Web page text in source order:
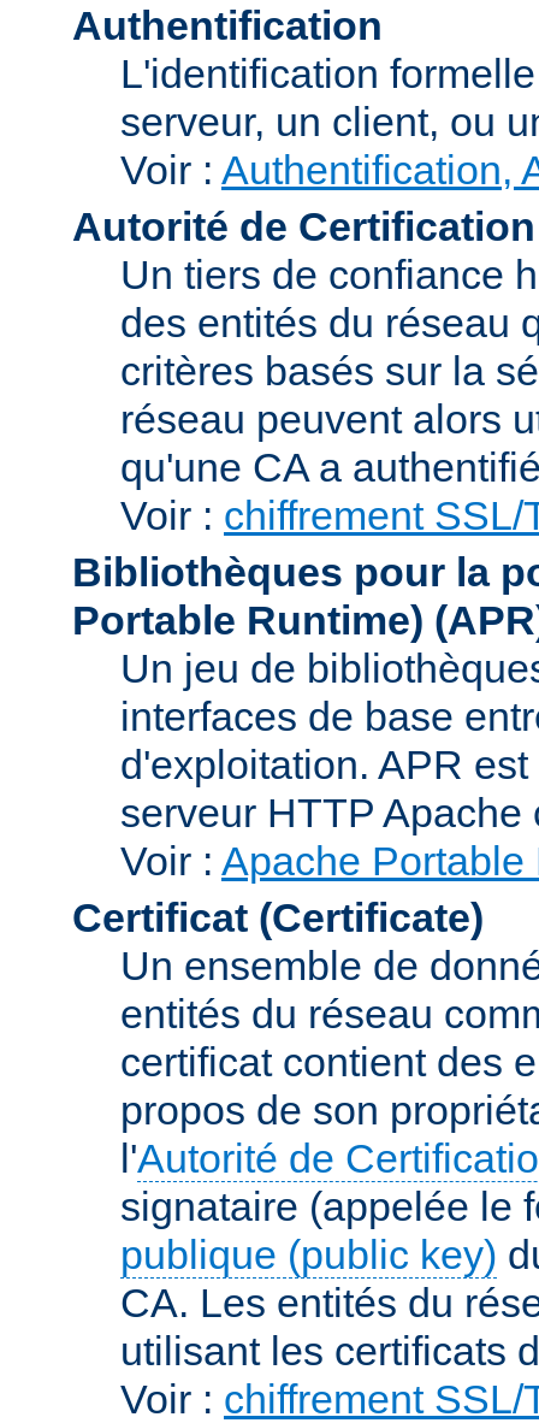
Authentification
L'identification
serveur, un client, ou
Voir : Authentification,
Autorité de
Un tiers de confiance
des entités du réseau
critères basés sur la
réseau peuvent alors
qu'une CA a
Voir : chiffrement SSL/
Bibliothèques pour la
Portable Runtime)
Un jeu de
interfaces de base
d'exploitation. APR
serveur HTTP
Voir : Apache
Certificat (Certificate)
Un ensemble de
entités du réseau
certificat contient des
propos de son
l'Autorité de
signataire (appelée le
publique (public key)
CA. Les entités du
utilisant les certificats
Voir : chiffrement SSL/